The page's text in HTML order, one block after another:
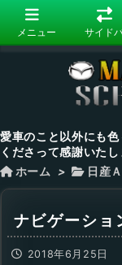
メニュー サイド
愛車のこと以外にも
くださって感謝いたし
ホーム > 日産
ナビゲーショ
2018年6月25日